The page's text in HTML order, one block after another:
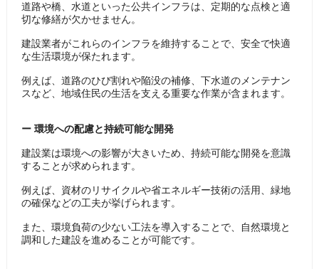
道路や橋、水道といった公共インフラは、定期的な点検と適
切な修繕が欠かせません。
建設業者がこれらのインフラを維持することで、安全で快適
な生活環境が保たれます。
例えば、道路のひび割れや陥没の補修、下水道のメンテナン
スなど、地域住民の生活を支える重要な作業が含まれます。
ー 環境への配慮と持続可能な開発
建設業は環境への影響が大きいため、持続可能な開発を意識
することが求められます。
例えば、資材のリサイクルや省エネルギー技術の活用、緑地
の確保などの工夫が挙げられます。
また、環境負荷の少ない工法を導入することで、自然環境と
調和した建設を進めることが可能です。